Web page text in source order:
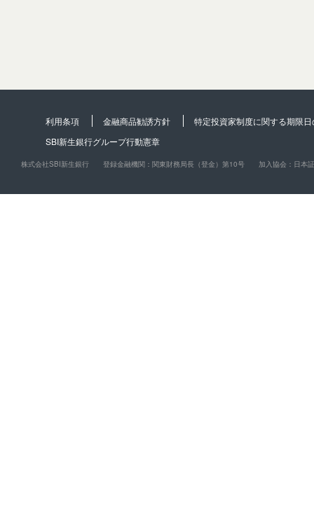
利用条項 金融商品勧誘方針
特定投資家制度に関する期限
SBI新生銀行グループ行動憲章
株式会社SBI新生銀行 登録金融機関：関東財務局長（登金）第10号 加入協会：日本